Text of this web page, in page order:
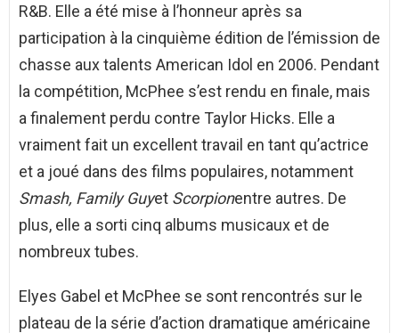
R&B. Elle a été mise à l’honneur après sa
participation à la cinquième édition de l’émission de
chasse aux talents American Idol en 2006. Pendant
la compétition, McPhee s’est rendu en finale, mais
a finalement perdu contre Taylor Hicks. Elle a
vraiment fait un excellent travail en tant qu’actrice
et a joué dans des films populaires, notamment
Smash, Family Guyet Scorpionentre autres. De
plus, elle a sorti cinq albums musicaux et de
nombreux tubes.
Elyes Gabel et McPhee se sont rencontrés sur le
plateau de la série d’action dramatique américaine